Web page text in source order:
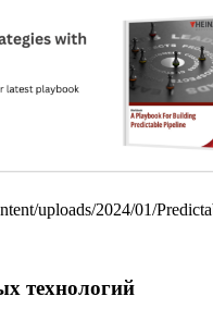
технологий